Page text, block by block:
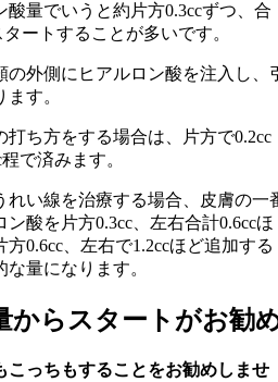
量でいうと約片方0.3ccずつ、合
ートすることが多いです。
の外側にヒアルロン酸を注入し、
す。
ち方をする場合は、片方で0.2cc
で済みます。
れい線を治療する場合、皮膚の一
酸を片方0.3cc、左右合計0.6ccほ
0.6cc、左右で1.2ccほど追加する
量になります。
からスタートがお勧
こっちもすることをお勧めしませ